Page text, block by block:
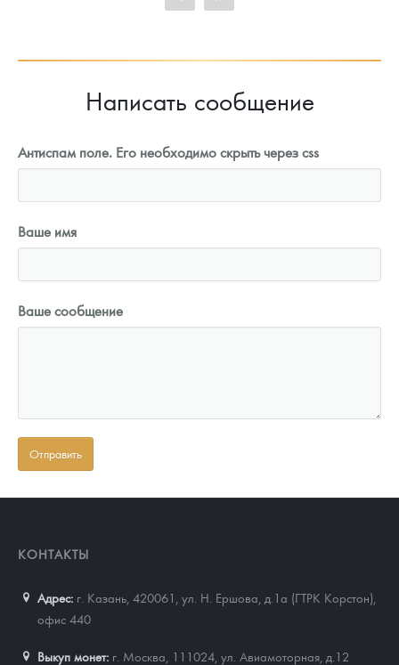
Написать сообщение
Антиспам поле. Его необходимо скрыть через css
Ваше имя
Ваше сообщение
КОНТАКТЫ
Адрес: г. Казань, 420061 ул. Н. Ершова, д.1а (ГТРК Корстон),
офис 440
Выкуп монет: г. Москва, 111024, ул. Авиамоторная, д.12